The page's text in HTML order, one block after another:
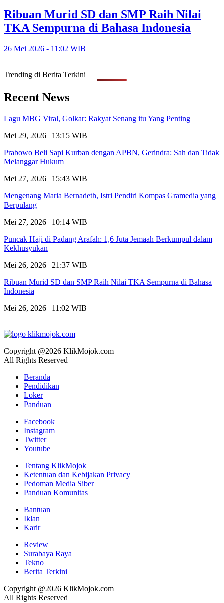
Ribuan Murid SD dan SMP Raih Nilai
TKA Sempurna di Bahasa Indonesia
26 Mei 2026 - 11:02 WIB
Trending di Berita Terkini
Recent News
Lagu MBG Viral, Golkar: Rakyat Senang itu Yang Penting
Mei 29, 2026 | 13:15 WIB
Prabowo Beli Sapi Kurban dengan APBN, Gerindra: Sah dan Tidak
Melanggar Hukum
Mei 27, 2026 | 15:43 WIB
Mengenang Maria Bernadeth, Istri Pendiri Kompas Gramedia yang
Berpulang
Mei 27, 2026 | 10:14 WIB
Puncak Haji di Padang Arafah: 1,6 Juta Jemaah Berkumpul dalam
Kekhusyukan
Mei 26, 2026 | 21:37 WIB
Ribuan Murid SD dan SMP Raih Nilai TKA Sempurna di Bahasa
Indonesia
Mei 26, 2026 | 11:02 WIB
Copyright @2026 KlikMojok.com
All Rights Reserved
Beranda
Pendidikan
Loker
Panduan
Facebook
Instagram
Twitter
Youtube
Tentang KlikMojok
Ketentuan dan Kebijakan Privacy
Pedoman Media Siber
Panduan Komunitas
Bantuan
Iklan
Karir
Review
Surabaya Raya
Tekno
Berita Terkini
Copyright @2026 KlikMojok.com
All Rights Reserved